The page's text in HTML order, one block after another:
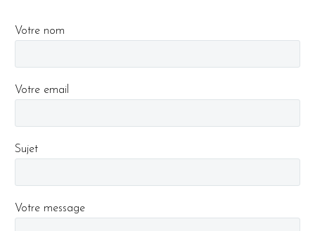
Votre nom
Votre email
Sujet
Votre message